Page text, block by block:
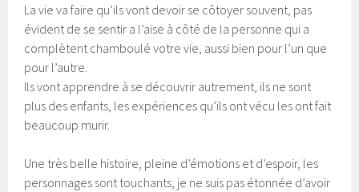
La vie va faire qu’ils vont devoir se côtoyer souvent, pas
évident de se sentir a l’aise à côté de la personne qui a
complètent chamboulé votre vie, aussi bien pour l’un que
pour l’autre.
Ils vont apprendre à se découvrir autrement, ils ne sont
plus des enfants, les expériences qu’ils ont vécu les ont fait
beaucoup murir.
Une très belle histoire, pleine d’émotions et d’espoir, les
personnages sont touchants, je ne suis pas étonnée d’avoir